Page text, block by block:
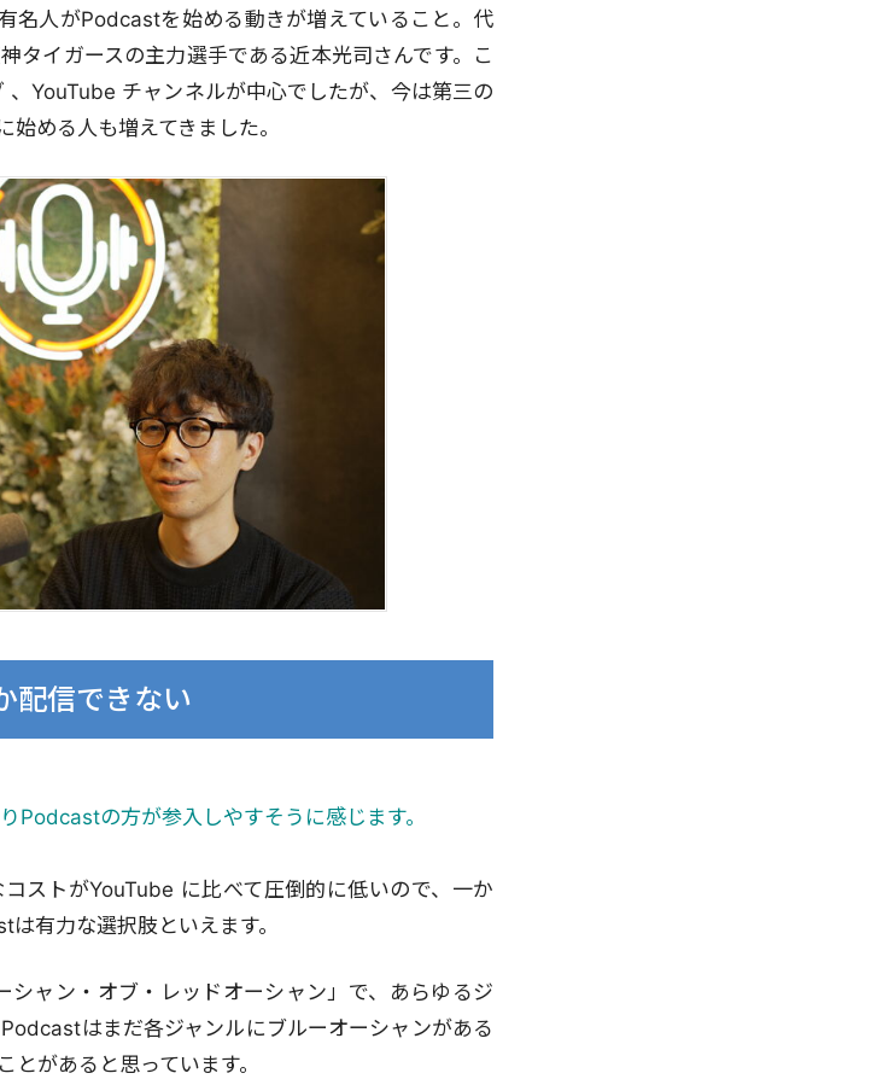
名人がPodcastを始める動きが増えていること。代
タイガースの主力選手である近本光司さんです。こ
YouTube チャンネルが中心でしたが、今は第三の
める人も増えてきました。
配信できない
の方が参入しやすそうに感じます。
ストがYouTube に比べて圧倒的に低いので、一か
有力な選択肢といえます。
シャン・オブ・レッドオーシャン」で、あらゆるジ
はまだ各ジャンルにブルーオーシャンがある
があると思っています。